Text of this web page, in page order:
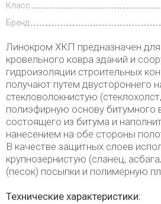
Класс
Бренд
Линокром ХКП предназначен для
кровельного ковра зданий и
гидроизоляции строительных
получают путем двустороннего
стекловолокнистую
полиэфирную основу битумного
состоящего из битума и
нанесением на обе стороны
В качестве защитных слоев
крупнозернистую (сланец,
(песок) посыпки и полимерную
Технические характеристики: